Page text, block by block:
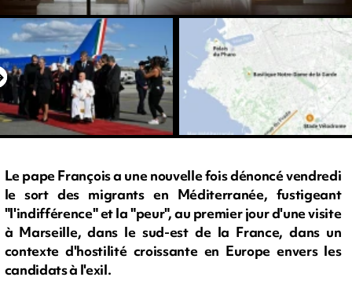
Le pape François a une nouvelle fois dénoncé vendredi
le sort des migrants en Méditerranée, fustigeant
"l'indifférence" et la "peur", au premier jour d'une visite
à Marseille, dans le sud-est de la France, dans un
contexte d'hostilité croissante en Europe envers les
candidats à l'exil.